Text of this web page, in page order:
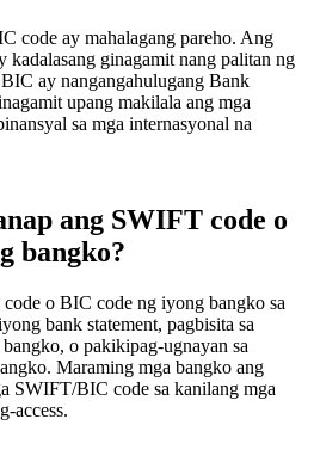
code ay mahalagang pareho. Ang
ginagamit nang palitan ng
ay nangangahulugang Bank
upang makilala ang mga
sa mga internasyonal na
ang SWIFT code o
bangko?
o BIC code ng iyong bangko sa
bank statement, pagbisita sa
o pakikipag-ugnayan sa
Maraming mga bangko ang
SWIFT/BIC code sa kanilang mga
access.